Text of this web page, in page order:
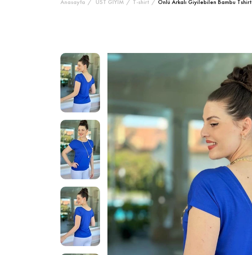
Anasayfa ÜST GİYİM T-shirt Önlü Arkalı Giyilebilen Bambu Tshirt